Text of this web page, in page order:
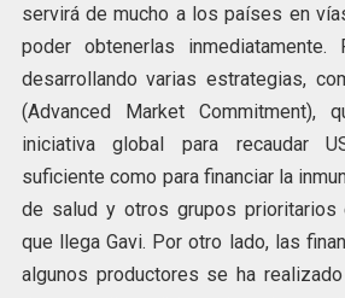
servirá de mucho a los países en
poder obtenerlas
desarrollando varias estrategias,
(Advanced Market Commitment),
iniciativa global para recaudar
suficiente como para financiar la
de salud y otros grupos
que llega Gavi. Por otro lado, las
algunos productores se ha